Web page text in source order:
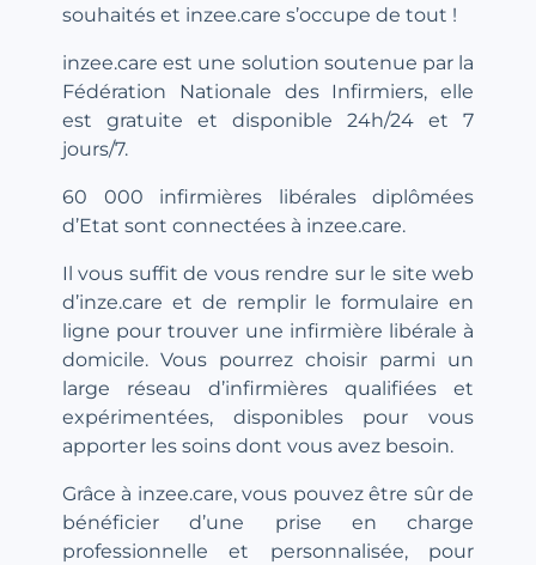
souhaités et inzee.care s’occupe de tout !
inzee.care est une solution soutenue par la
Fédération Nationale des Infirmiers, elle
est gratuite et disponible 24h/24 et 7
jours/7.
60 000 infirmières libérales diplômées
d’Etat sont connectées à inzee.care.
Il vous suffit de vous rendre sur le site web
d’inze.care et de remplir le formulaire en
ligne pour trouver une infirmière libérale à
domicile. Vous pourrez choisir parmi un
large réseau d’infirmières qualifiées et
expérimentées, disponibles pour vous
apporter les soins dont vous avez besoin.
Grâce à inzee.care, vous pouvez être sûr de
bénéficier d’une prise en charge
professionnelle et personnalisée, pour